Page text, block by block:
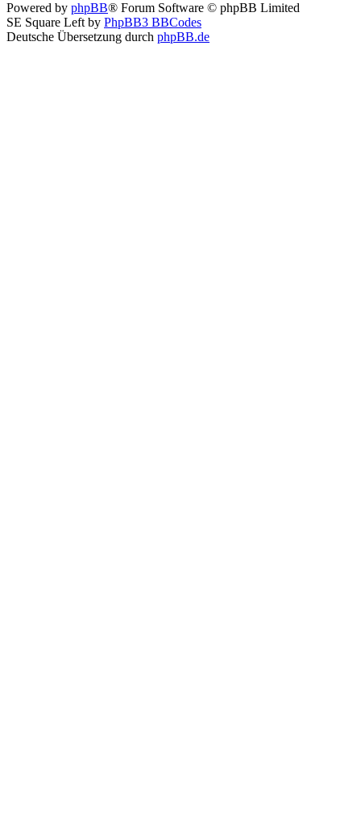
Powered by phpBB® Forum Software © phpBB Limited
SE Square Left by PhpBB3 BBCodes
Deutsche Übersetzung durch phpBB.de